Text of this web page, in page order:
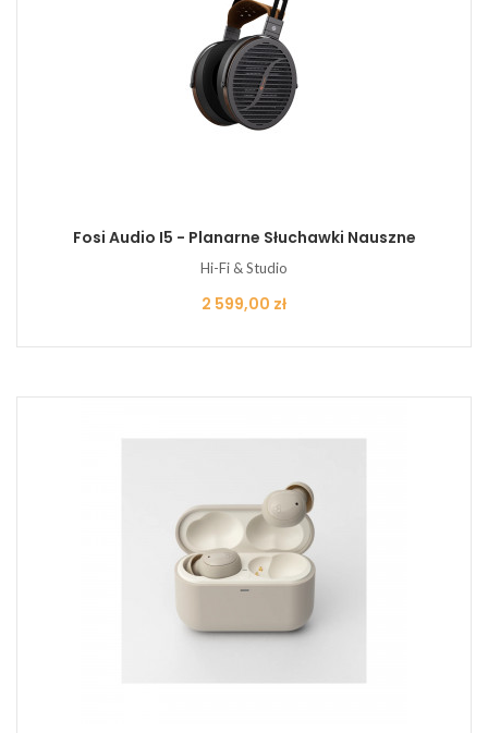
Fosi Audio I5 - Planarne Słuchawki Nauszne
Hi-Fi & Studio
Cena
2 599,00 zł